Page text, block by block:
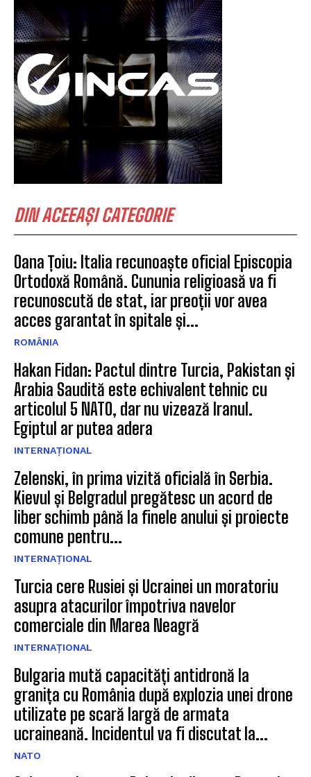
DIN ACEEAȘI CATEGORIE
Oana Țoiu: Italia recunoaște oficial Episcopia
Ortodoxă Română. Cununia religioasă va fi
recunoscută de stat, iar preoții vor avea
acces garantat în spitale și...
ROMÂNIA
Hakan Fidan: Pactul dintre Turcia, Pakistan și
Arabia Saudită este echivalent tehnic cu
articolul 5 NATO, dar nu vizează Iranul.
Egiptul ar putea adera
INTERNAȚIONAL
Zelenski, în prima vizită oficială în Serbia.
Kievul și Belgradul pregătesc un acord de
liber schimb până la finele anului și proiecte
comune pentru...
INTERNAȚIONAL
Turcia cere Rusiei și Ucrainei un moratoriu
asupra atacurilor împotriva navelor
comerciale din Marea Neagră
INTERNAȚIONAL
Bulgaria mută capacități antidronă la
granița cu România după explozia unei drone
utilizate pe scară largă de armata
ucraineană. Incidentul va fi discutat la...
NATO